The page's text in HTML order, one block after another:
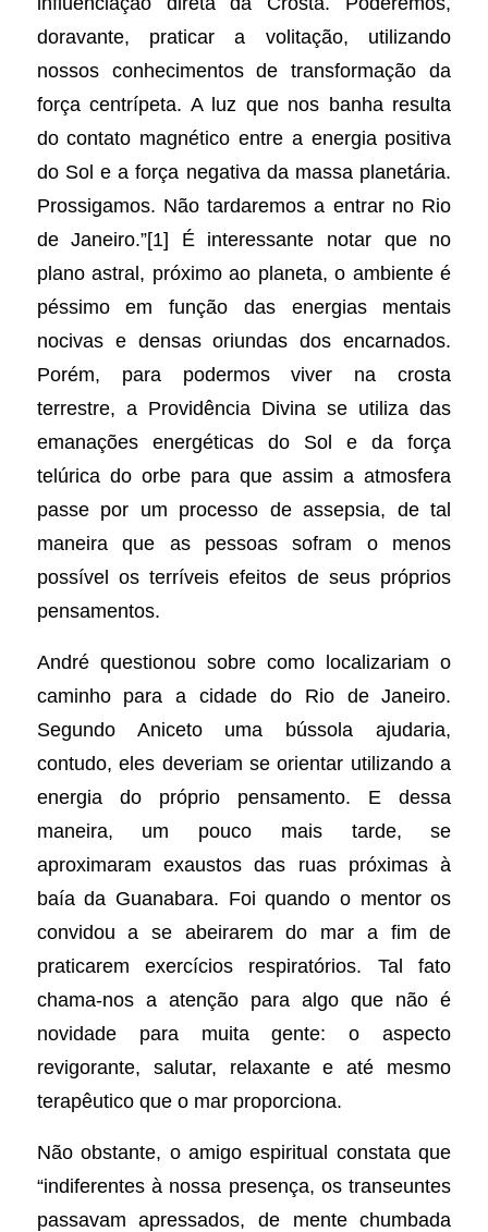
doravante, praticar a volitação, utilizando
nossos conhecimentos de transformação da
força centrípeta. A luz que nos banha resulta
do contato magnético entre a energia positiva
do Sol e a força negativa da massa planetária.
Prossigamos. Não tardaremos a entrar no Rio
de Janeiro.”[1] É interessante notar que no
plano astral, próximo ao planeta, o ambiente é
péssimo em função das energias mentais
nocivas e densas oriundas dos encarnados.
Porém, para podermos viver na crosta
terrestre, a Providência Divina se utiliza das
emanações energéticas do Sol e da força
telúrica do orbe para que assim a atmosfera
passe por um processo de assepsia, de tal
maneira que as pessoas sofram o menos
possível os terríveis efeitos de seus próprios
pensamentos.
André questionou sobre como localizariam o
caminho para a cidade do Rio de Janeiro.
Segundo Aniceto uma bússola ajudaria,
contudo, eles deveriam se orientar utilizando a
energia do próprio pensamento. E dessa
maneira, um pouco mais tarde, se
aproximaram exaustos das ruas próximas à
baía da Guanabara. Foi quando o mentor os
convidou a se abeirarem do mar a fim de
praticarem exercícios respiratórios. Tal fato
chama-nos a atenção para algo que não é
novidade para muita gente: o aspecto
revigorante, salutar, relaxante e até mesmo
terapêutico que o mar proporciona.
Não obstante, o amigo espiritual constata que
“indiferentes à nossa presença, os transeuntes
passavam apressados, de mente chumbada